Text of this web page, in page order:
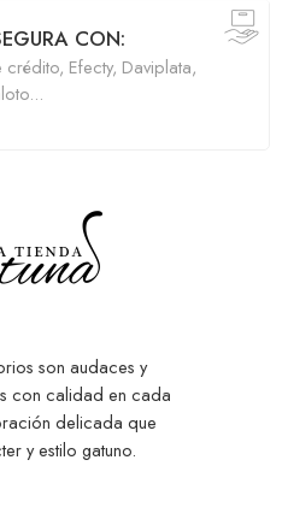
CON:
Efecty, Daviplata,
son audaces y
con calidad en cada
delicada que
y estilo gatuno.